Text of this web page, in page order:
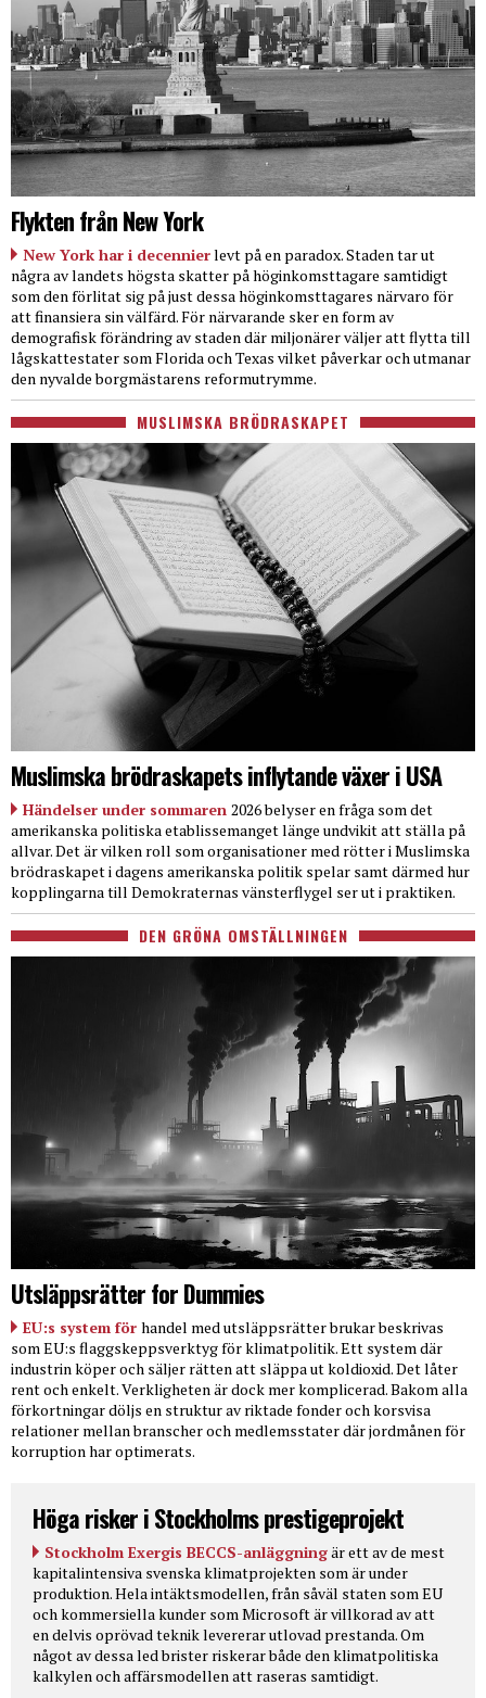
Flykten från New York
New York har i decennierlevt på en paradox. Staden tar ut
några av landets högsta skatter på höginkomsttagare samtidigt
som den förlitat sig på just dessa höginkomsttagares närvaro för
att finansiera sin välfärd. För närvarande sker en form av
demografisk förändring av staden där miljonärer väljer att flytta till
lågskattestater som Florida och Texas vilket påverkar och utmanar
den nyvalde borgmästarens reformutrymme.
MUSLIMSKA BRÖDRASKAPET
Muslimska brödraskapets inflytande växer i USA
Händelser under sommaren 2026 belyser en fråga som det
amerikanska politiska etablissemanget länge undvikit att ställa på
allvar. Det är vilken roll som organisationer med rötter i Muslimska
brödraskapet i dagens amerikanska politik spelar samt därmed hur
kopplingarna till Demokraternas vänsterflygel ser ut i praktiken.
DEN GRÖNA OMSTÄLLNINGEN
Utsläppsrätter for Dummies
EU:s system för handel med utsläppsrätter brukar beskrivas
som EU:s flaggskeppsverktyg för klimatpolitik. Ett system där
industrin köper och säljer rätten att släppa ut koldioxid. Det låter
rent och enkelt. Verkligheten är dock mer komplicerad. Bakom alla
förkortningar döljs en struktur av riktade fonder och korsvisa
relationer mellan branscher och medlemsstater där jordmånen för
korruption har optimerats.
Höga risker i Stockholms prestigeprojekt
Stockholm Exergis BECCS-anläggningär ett av de mest
kapitalintensiva svenska klimatprojekten som är under
produktion. Hela intäktsmodellen, från såväl staten som EU
och kommersiella kunder som Microsoft är villkorad av att
en delvis oprövad teknik levererar utlovad prestanda. Om
något av dessa led brister riskerar både den klimatpolitiska
kalkylen och affärsmodellen att raseras samtidigt.